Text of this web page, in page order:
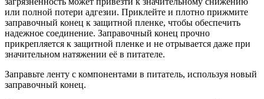
или полной потери адгезии. Приклейте и плотно прижмите
заправочный конец к защитной пленке, чтобы обеспечить
надежное соединение. Заправочный конец прочно
прикрепляется к защитной пленке и не отрывается даже при
значительном натяжении её в питателе.
Заправьте ленту с компонентами в питатель, используя новый
заправочный конец.